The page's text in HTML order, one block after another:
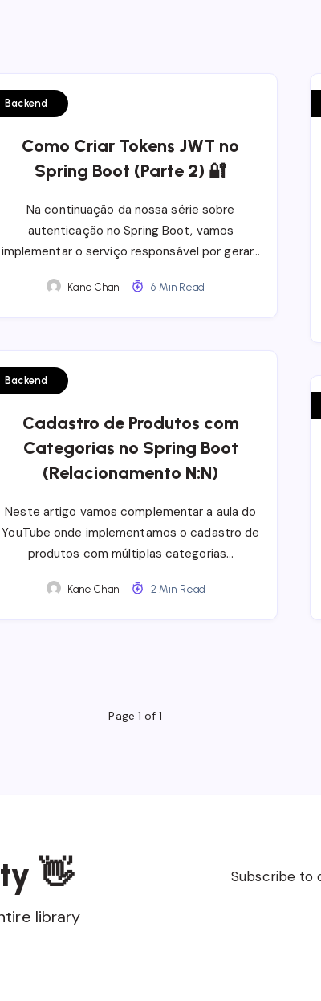
Backend
Como Criar Tokens JWT no
Spring Boot (Parte 2) 🔐
Na continuação da nossa série sobre
autenticação no Spring Boot, vamos
implementar o serviço responsável por gerar…
Kane Chan 6 Min Read
Backend
Cadastro de Produtos com
Categorias no Spring Boot
(Relacionamento N:N)
Neste artigo vamos complementar a aula do
YouTube onde implementamos o cadastro de
produtos com múltiplas categorias…
Kane Chan 2 Min Read
Page 1 of 1
👋
library
Subscribe to